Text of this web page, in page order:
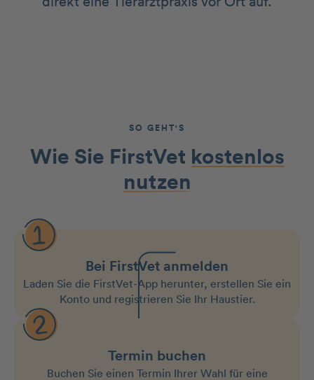
SO GEHT'S
Wie Sie FirstVet kostenlos
nutzen
Bei FirstVet anmelden
Laden Sie die FirstVet-App herunter, erstellen Sie ein
Konto und registrieren Sie Ihr Haustier.
Termin buchen
Buchen Sie einen Termin Ihrer Wahl für eine